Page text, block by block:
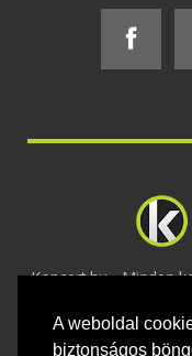
A weboldal
biztonságos
Koncert.hu - Minden
2020
feltételek-